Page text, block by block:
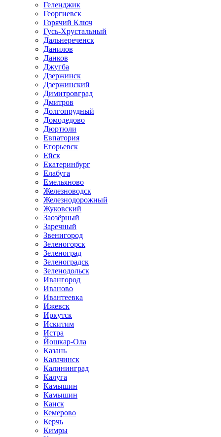
Геленджик
Георгиевск
Горячий Ключ
Гусь-Хрустальный
Дальнереченск
Данилов
Данков
Джугба
Дзержинск
Дзержинский
Димитровград
Дмитров
Долгопрудный
Домодедово
Дюртюли
Евпатория
Егорьевск
Ейск
Екатеринбург
Елабуга
Емельяново
Железноводск
Железнодорожный
Жуковский
Заозёрный
Заречный
Звенигород
Зеленогорск
Зеленоград
Зеленоградск
Зеленодольск
Ивангород
Иваново
Ивантеевка
Ижевск
Иркутск
Искитим
Истра
Йошкар-Ола
Казань
Калачинск
Калининград
Калуга
Камышин
Камышин
Канск
Кемерово
Керчь
Кимры